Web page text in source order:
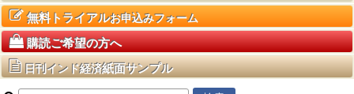
無料トライアルお申込みフォーム
購読ご希望の方へ
日刊インド経済紙面サンプル